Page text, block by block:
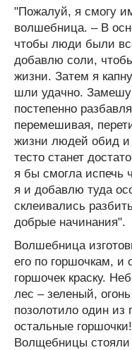
"Пожалуй, я смогу
волшебница. – В
чтобы люди были
добавлю соли,
жизни. Затем я
шли удачно.
постепенно
перемешивая,
жизни людей обид и
тесто станет
я бы смогла испечь
я и добавлю туда
склеивались
добрые начинания".
Волшебница
его по горшочкам, и
горшочек краску.
лес – зеленый,
позолотило один из
остальные
Волщебницы